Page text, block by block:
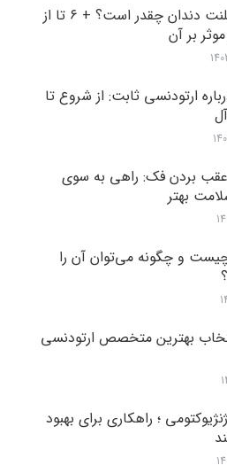
هزینه ایمپلنت دندان چقدر است؟ + ۶ تا از
بر آن
ارتودنسی ثابت: از شروع تا
عقب بردن فک: راهی به سوی
بهتر
و چگونه می‌توان آن را
بهترین متخصص ارتودنسی
؛ راهکاری برای بهبود